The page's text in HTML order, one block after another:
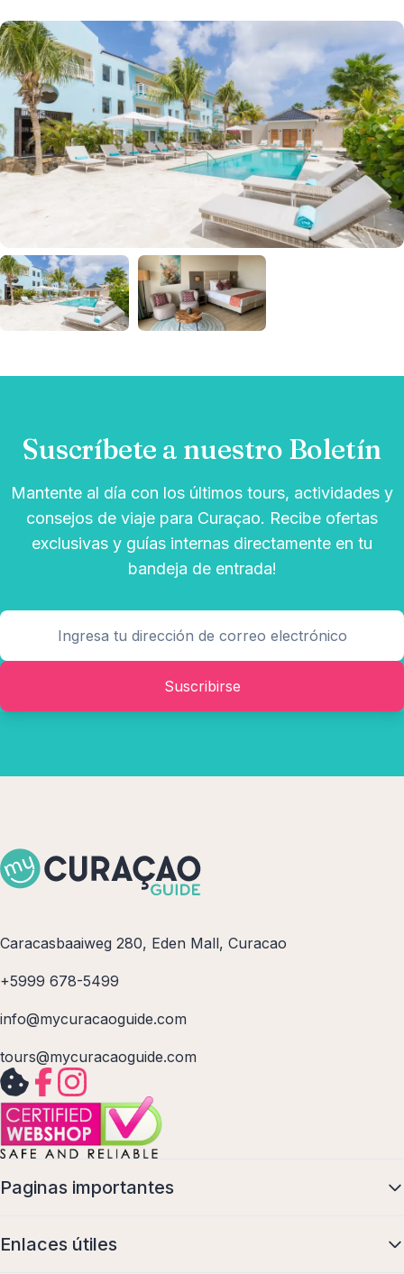
Suscríbete a nuestro Boletín
Mantente al día con los últimos tours, actividades y
consejos de viaje para Curaçao. Recibe ofertas
exclusivas y guías internas directamente en tu
bandeja de entrada!
Suscribirse
Caracasbaaiweg 280, Eden Mall, Curacao
+5999 678-5499
info@mycuracaoguide.com
tours@mycuracaoguide.com
Paginas importantes
Enlaces útiles